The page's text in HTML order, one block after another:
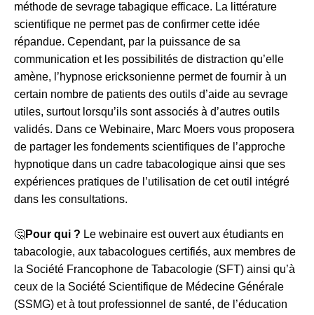
méthode de sevrage tabagique efficace. La littérature
scientifique ne permet pas de confirmer cette idée
répandue. Cependant, par la puissance de sa
communication et les possibilités de distraction qu’elle
amène, l’hypnose ericksonienne permet de fournir à un
certain nombre de patients des outils d’aide au sevrage
utiles, surtout lorsqu’ils sont associés à d’autres outils
validés. Dans ce Webinaire, Marc Moers vous proposera
de partager les fondements scientifiques de l’approche
hypnotique dans un cadre tabacologique ainsi que ses
expériences pratiques de l’utilisation de cet outil intégré
dans les consultations.
🤔Pour qui ? Le webinaire est ouvert aux étudiants en
tabacologie, aux tabacologues certifiés, aux membres de
la Société Francophone de Tabacologie (SFT) ainsi qu’à
ceux de la Société Scientifique de Médecine Générale
(SSMG) et à tout professionnel de santé, de l’éducation